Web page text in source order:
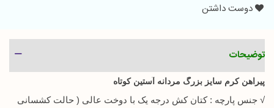
دوست داشتن
توضیحات
پیراهن کرم سایز بزرگ مردانه آستین کوتاه
√ جنس پارچه : کتان کش درجه یک با دوخت عالی ( حالت کشسانی